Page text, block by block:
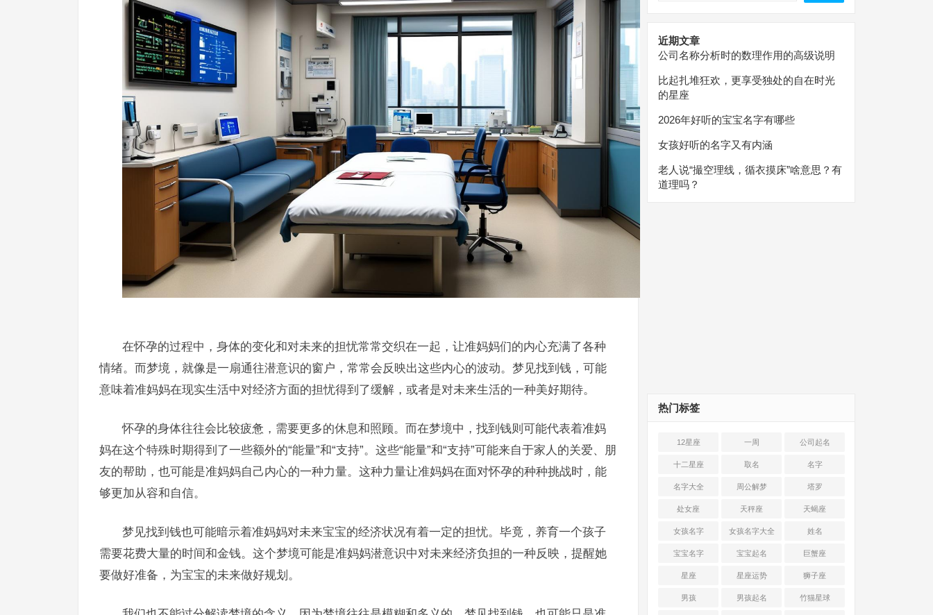
在怀孕的过程中，身体的变化和对未来的担忧常常交织在一起，让准妈妈们的内心充满了各种
情绪。而梦境，就像是一扇通往潜意识的窗户，常常会反映出这些内心的波动。梦见找到钱，可能
意味着准妈妈在现实生活中对经济方面的担忧得到了缓解，或者是对未来生活的一种美好期待。
怀孕的身体往往会比较疲惫，需要更多的休息和照顾。而在梦境中，找到钱则可能代表着准妈
妈在这个特殊时期得到了一些额外的“能量”和“支持”。这些“能量”和“支持”可能来自于家人的关爱、朋
友的帮助，也可能是准妈妈自己内心的一种力量。这种力量让准妈妈在面对怀孕的种种挑战时，能
够更加从容和自信。
梦见找到钱也可能暗示着准妈妈对未来宝宝的经济状况有着一定的担忧。毕竟，养育一个孩子
需要花费大量的时间和金钱。这个梦境可能是准妈妈潜意识中对未来经济负担的一种反映，提醒她
要做好准备，为宝宝的未来做好规划。
近期文章
公司名称分析时的数理作用的高级说明
比起扎堆狂欢，更享受独处的自在时光
的星座
2026年好听的宝宝名字有哪些
女孩好听的名字又有内涵
老人说“撮空理线，循衣摸床”啥意思？有
道理吗？
热门标签
12星座 一周 公司起名
十二星座 取名 名字
名字大全 周公解梦 塔罗
处女座 天秤座 天蝎座
女孩名字 女孩名字大全 姓名
宝宝名字 宝宝起名 巨蟹座
星座 星座运势 狮子座
男孩 男孩起名 竹猫星球